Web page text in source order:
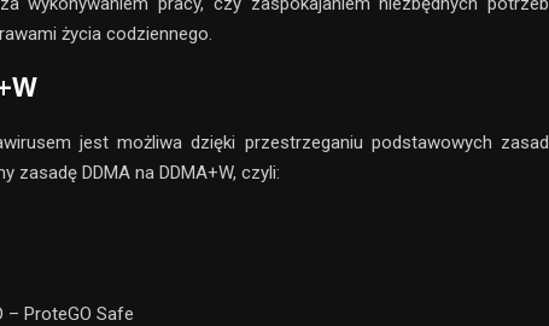
życia codziennego.
jest możliwa dzięki przestrzeganiu podstawowych zasad
zasadę DDMA na DDMA+W, czyli:
– ProteGO Safe